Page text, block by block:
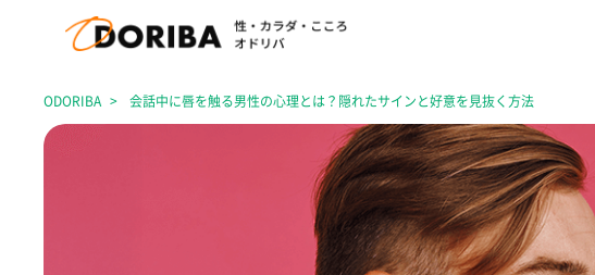
ODORIBA 会話中に唇を触る男性の心理とは？隠れたサインと好意を見抜く方法